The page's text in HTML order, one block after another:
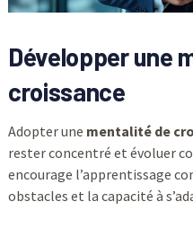
Développer une
croissance
Adopter une mentalité de
rester concentré et évoluer
encourage l’apprentissage
obstacles et la capacité à